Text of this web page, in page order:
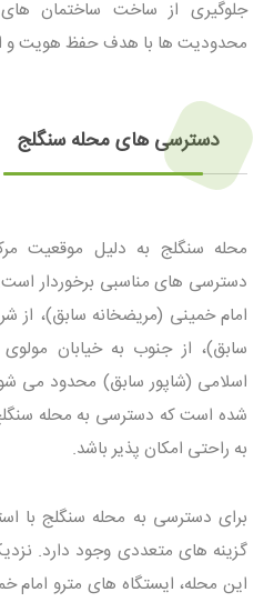
جلوگیری از ساخت ساختمان‌ های
محدودیت‌ ها با هدف حفظ هویت و
دسترسی‌ های محله سنگلج
محله سنگلج به دلیل موقعیت
دسترسی‌ های مناسبی برخوردار
امام خمینی (مریضخانه سابق)، از
سابق)، از جنوب به خیابان
اسلامی (شاپور سابق) محدود می‌
شده است که دسترسی به محله
به راحتی امکان‌ پذیر باشد.
برای دسترسی به محله سنگلج با
گزینه‌ های متعددی وجود دارد.
این محله، ایستگاه‌ های مترو